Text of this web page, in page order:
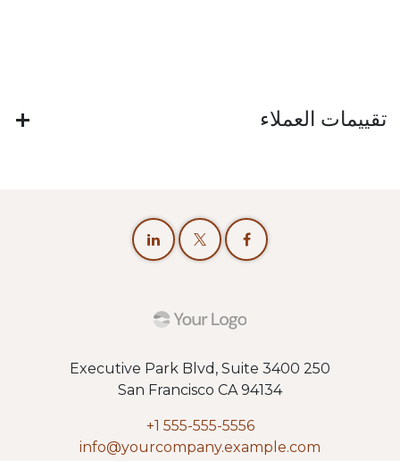
تقييمات العملاء
250 Executive Park Blvd, Suite 3400
San Francisco CA 94134
+1 555-555-5556
info@yourcompany.example.com